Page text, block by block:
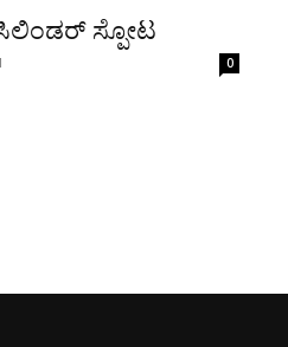
ಸ್ಪೋಟ
0